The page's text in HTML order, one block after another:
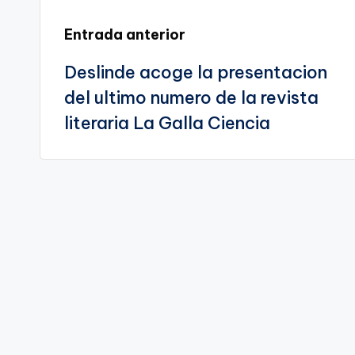
Navegación
de
entradas
Entrada anterior
Deslinde acoge la presentacion
del ultimo numero de la revista
literaria La Galla Ciencia